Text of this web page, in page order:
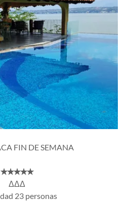
FIN DE SEMANA
✭✭✭✭✭
ΔΔΔ
23 personas